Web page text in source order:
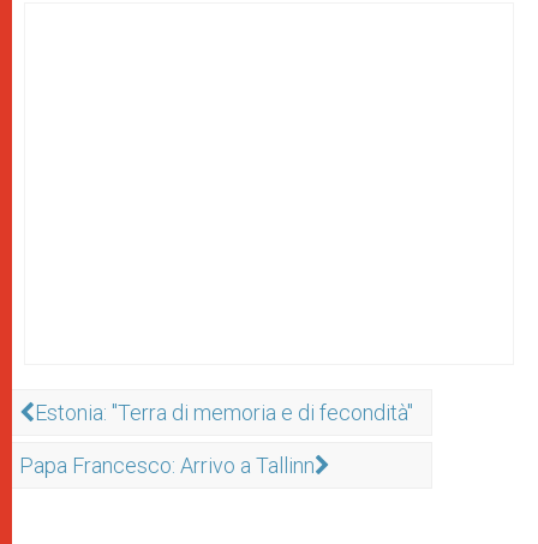
Estonia: "Terra di memoria e di fecondità"
Papa Francesco: Arrivo a Tallinn